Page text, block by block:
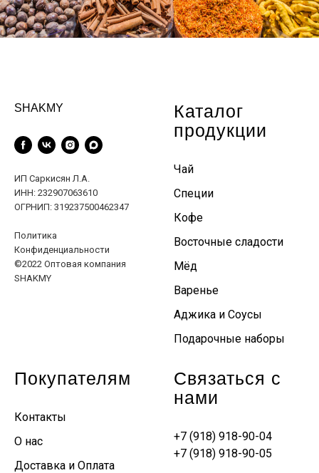
SHAKMY
ИП Саркисян Л.А.
ИНН: 232907063610
ОГРНИП: 319237500462347
Политика
Конфиденциальности
©2022 Оптовая компания
SHAKMY
Каталог
продукции
Чай
Специи
Кофе
Восточные сладости
Мёд
Варенье
Аджика и Соусы
Подарочные наборы
Покупателям
Контакты
О нас
Доставка и Оплата
Связаться с
нами
+7 (918) 918-90-04
+7 (918) 918-90-05